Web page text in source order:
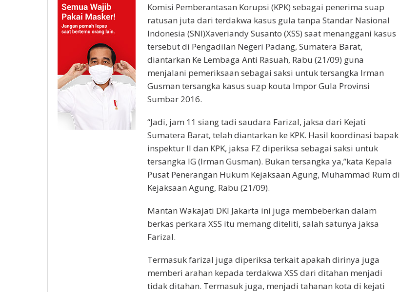
Komisi Pemberantasan Korupsi (KPK) sebagai penerima suap
ratusan juta dari terdakwa kasus gula tanpa Standar Nasional
Indonesia (SNI)Xaveriandy Susanto (XSS) saat menanggani kasus
tersebut di Pengadilan Negeri Padang, Sumatera Barat,
diantarkan Ke Lembaga Anti Rasuah, Rabu (21/09) guna
menjalani pemeriksaan sebagai saksi untuk tersangka Irman
Gusman tersangka kasus suap kouta Impor Gula Provinsi
Sumbar 2016.
“Jadi, jam 11 siang tadi saudara Farizal, jaksa dari Kejati
Sumatera Barat, telah diantarkan ke KPK. Hasil koordinasi bapak
inspektur II dan KPK, jaksa FZ diperiksa sebagai saksi untuk
tersangka IG (Irman Gusman). Bukan tersangka ya,”kata Kepala
Pusat Penerangan Hukum Kejaksaan Agung, Muhammad Rum di
Kejaksaan Agung, Rabu (21/09).
Mantan Wakajati DKI Jakarta ini juga membeberkan dalam
berkas perkara XSS itu memang diteliti, salah satunya jaksa
Farizal.
Termasuk farizal juga diperiksa terkait apakah dirinya juga
memberi arahan kepada terdakwa XSS dari ditahan menjadi
tidak ditahan. Termasuk juga, menjadi tahanan kota di kejati